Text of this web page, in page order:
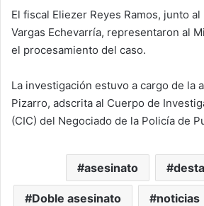
El fiscal Eliezer Reyes Ramos, junto
Vargas Echevarría, representaron al
el procesamiento del caso.
La investigación estuvo a cargo de la
Pizarro, adscrita al Cuerpo de
(CIC) del Negociado de la Policía de
asesinato
Doble asesinato noticias